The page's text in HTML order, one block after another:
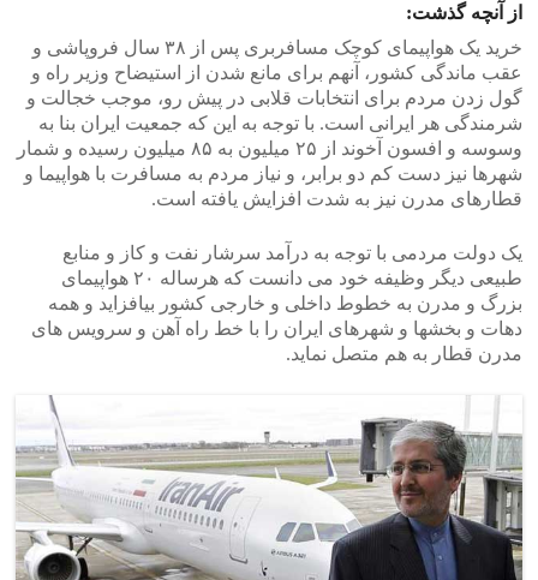
از آنچه گذشت:
خرید یک هواپیمای کوچک مسافربری پس از ۳۸ سال فروپاشی و
عقب ماندگی کشور، آنهم برای مانع شدن از استیضاح وزیر راه و
گول زدن مردم برای انتخابات قلابی در پیش رو، موجب خجالت و
شرمندگی هر ایرانی است. با توجه به این که جمعیت ایران بنا به
وسوسه و افسون آخوند از ۲۵ میلیون به ۸۵ میلیون رسیده و شمار
شهرها نیز دست کم دو برابر، و نیاز مردم به مسافرت با هواپیما و
قطارهای مدرن نیز به شدت افزایش یافته است.
یک دولت مردمی با توجه به درآمد سرشار نفت و کاز و منابع
طبیعی دیگر وظیفه خود می دانست که هرساله ۲۰ هواپیمای
بزرگ و مدرن به خطوط داخلی و خارجی کشور بیافزاید و همه
دهات و بخشها و شهرهای ایران را با خط راه آهن و سرویس های
مدرن قطار به هم متصل نماید.